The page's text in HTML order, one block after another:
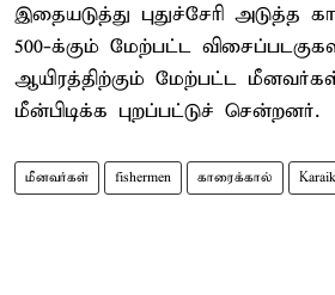
இதையடுத்து புதுச்சேரி அடுத்த
500-க்கும் மேற்பட்ட
ஆயிரத்திற்கும் மேற்பட்ட
மீன்பிடிக்க புறப்பட்டுச் சென்றனர்.
மீனவர்கள் fishermen காரைக்கால்